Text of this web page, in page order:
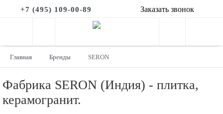
+7 (495) 109-00-89 Заказать звонок
Главная Бренды SERON
Фабрика SERON (Индия) - плитка,
керамогранит.